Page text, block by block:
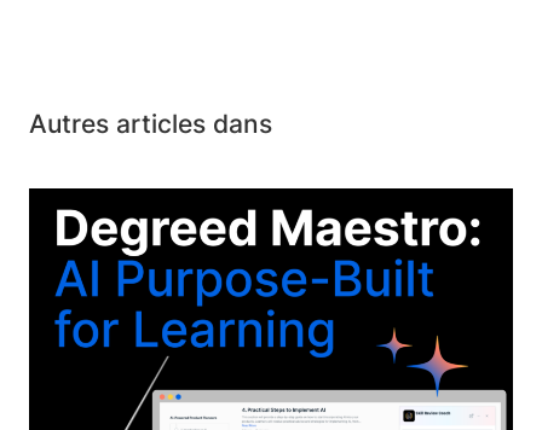
Autres articles dans